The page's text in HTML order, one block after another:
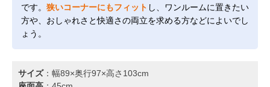
です。 狭いコーナーにもフィット し、ワンルームに置きたい
方や、おしゃれさと快適さの両立を求める方などによいでし
ょう。
サイズ：幅89×奥行97×高さ103cm